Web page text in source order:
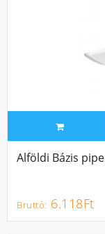
Alföldi Bázis
6.118Ft